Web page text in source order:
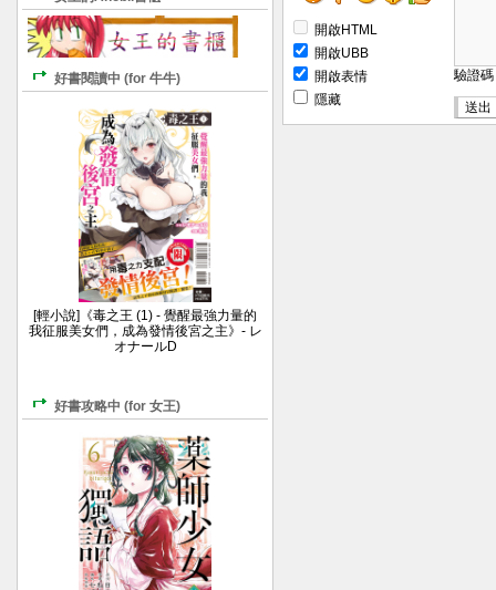
開啟HTML
開啟UBB
開啟表情
隱藏
驗證
好書閱讀中 (for 牛牛)
[輕小說]《毒之王 (1) - 覺醒最強力量的
我征服美女們，成為發情後宮之主》- レ
オナールD
好書攻略中 (for 女王)